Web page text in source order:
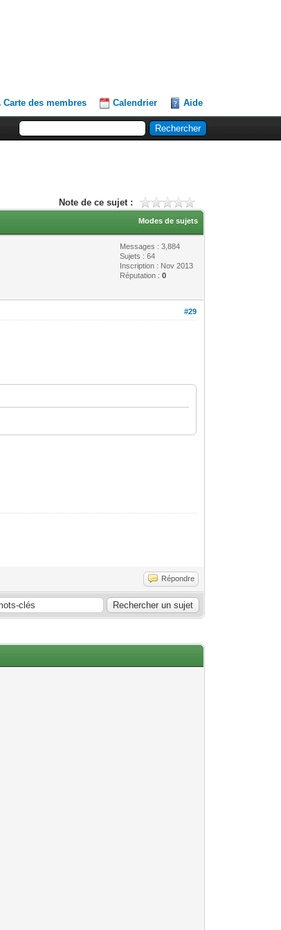
Carte des membres Calendrier Aide
Note de ce sujet :
Modes de sujets
Messages : 3,884
Sujets : 64
Inscription : Nov 2013
Réputation :0
#29
Répondre